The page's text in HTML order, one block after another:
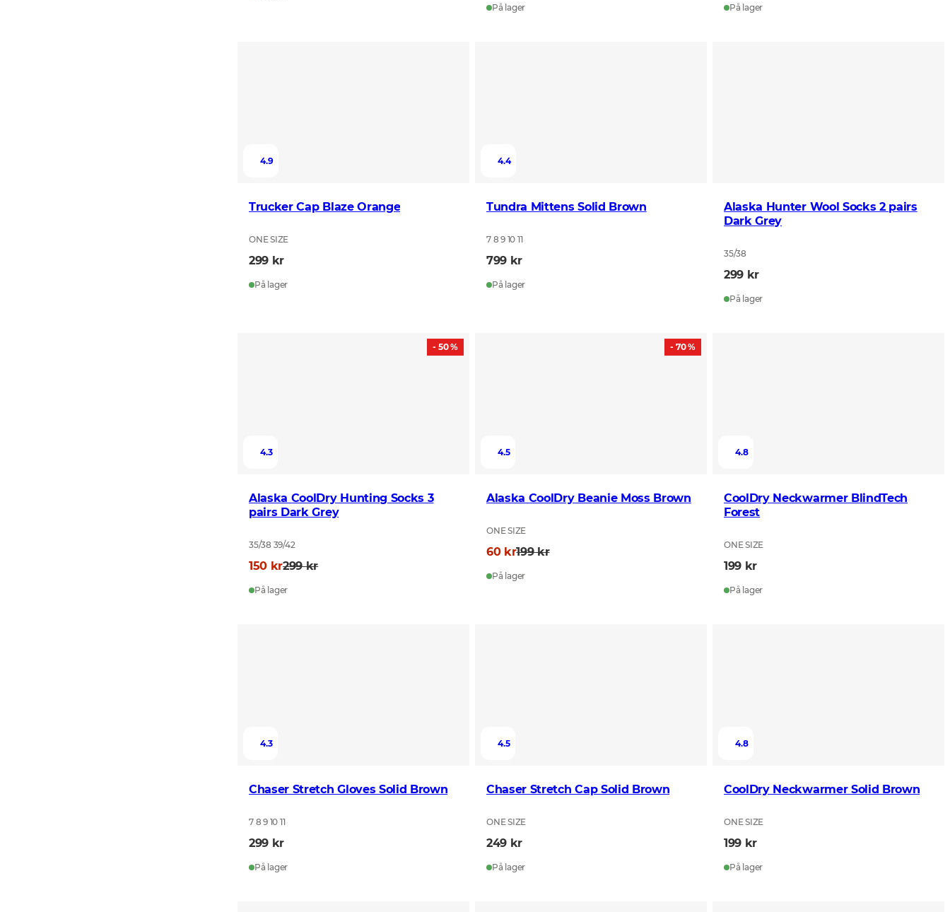
På lager På lager
4.9
Trucker Cap Blaze Orange
ONE SIZE
299 kr
På lager
4.4
Tundra Mittens Solid Brown
7 8 9 10 11
799 kr
På lager
Alaska Hunter Wool Socks 2 pairs
Dark Grey
35/38
299 kr
På lager
- 50 %
4.3
Alaska CoolDry Hunting Socks 3
pairs Dark Grey
35/38 39/42
150 kr299 kr
På lager
- 70 %
4.5
Alaska CoolDry Beanie Moss Brown
ONE SIZE
60 kr199 kr
På lager
4.8
CoolDry Neckwarmer BlindTech
Forest
ONE SIZE
199 kr
På lager
4.3
Chaser Stretch Gloves Solid Brown
7 8 9 10 11
299 kr
På lager
4.5
Chaser Stretch Cap Solid Brown
ONE SIZE
249 kr
På lager
4.8
CoolDry Neckwarmer Solid Brown
ONE SIZE
199 kr
På lager